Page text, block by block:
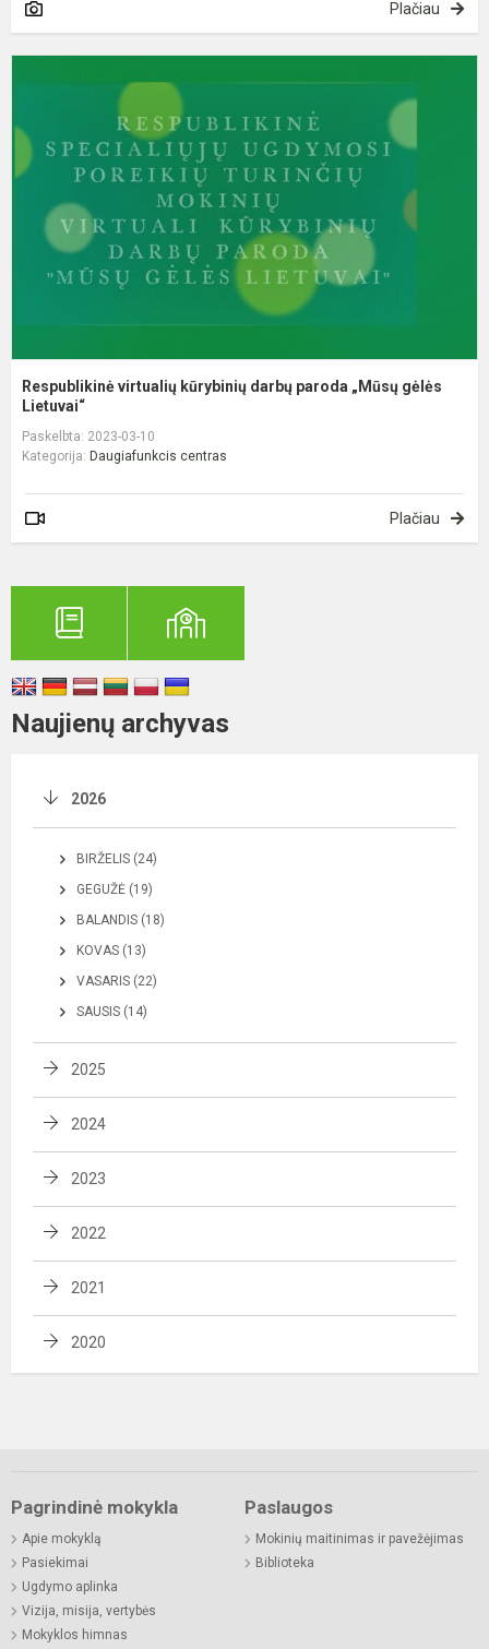
Plačiau
Respublikinė virtualių kūrybinių darbų paroda „Mūsų gėlės
Lietuvai“
Paskelbta: 2023-03-10
Kategorija: Daugiafunkcis centras
Plačiau
Naujienų archyvas
2026
BIRŽELIS (24)
GEGUŽĖ (19)
BALANDIS (18)
KOVAS (13)
VASARIS (22)
SAUSIS (14)
2025
2024
2023
2022
2021
2020
Pagrindinė mokykla
Apie mokyklą
Pasiekimai
Ugdymo aplinka
Vizija, misija, vertybės
Mokyklos himnas
Paslaugos
Mokinių maitinimas ir pavežėjimas
Biblioteka